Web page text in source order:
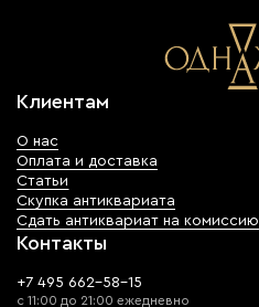
Клиентам
О нас
Оплата и доставка
Статьи
Скупка антиквариата
Сдать антиквариат на комиссию
Контакты
+7 495 662-58-15
с 11:00 до 21:00 ежедневно